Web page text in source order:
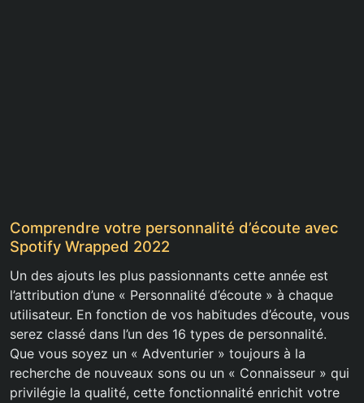
Comprendre votre personnalité d’écoute avec
Spotify Wrapped 2022
Un des ajouts les plus passionnants cette année est
l’attribution d’une « Personnalité d’écoute » à chaque
utilisateur. En fonction de vos habitudes d’écoute, vous
serez classé dans l’un des 16 types de personnalité.
Que vous soyez un « Adventurier » toujours à la
recherche de nouveaux sons ou un « Connaisseur » qui
privilégie la qualité, cette fonctionnalité enrichit votre